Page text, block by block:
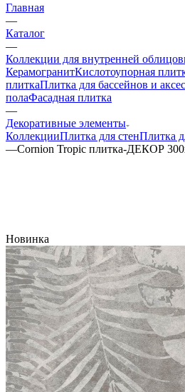
Главная
—
Каталог
—
Коллекции для внутренней
КерамогранитКислотоупорная
плиткаПлитка для бассейнов и
полаФасадная плитка
—
Декоративные элементы
КоллекцииПлитка для стенПлитка
—Cornion Tropic плитка-ДЕКОР
Новинка